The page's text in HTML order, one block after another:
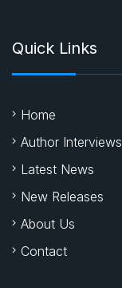
Quick Links
Home
Author Interviews
Latest News
New Releases
About Us
Contact